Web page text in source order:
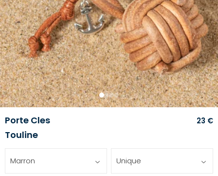
1 234
Porte Cles
Touline
23 €
Marron Unique